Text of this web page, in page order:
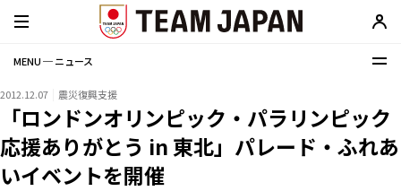
MENU ─ ニュース
2012.12.07 震災復興支援
「ロンドンオリンピック・パラリンピック
応援ありがとう in 東北」パレード・ふれあ
いイベントを開催